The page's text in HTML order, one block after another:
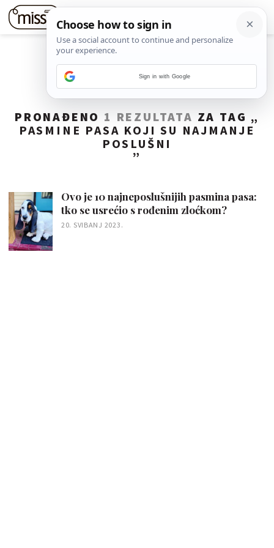
PRONAĐENO 1 REZULTATA ZA TAG „
PASMINE PASA KOJI SU NAJMANJE
POSLUŠNI
”
Ovo je 10 najneposlušnijih pasmina pasa:
tko se usrećio s rođenim zloćkom?
20. SVIBANJ 2023.
Sign in with Google